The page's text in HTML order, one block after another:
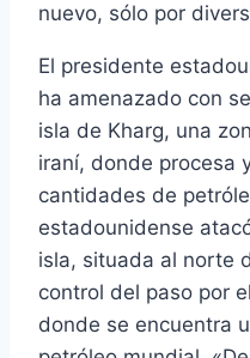
nuevo, sólo por
El presidente
ha amenazado con
isla de Kharg, una
iraní, donde procesa
cantidades de
estadounidense
isla, situada al norte
control del paso por
donde se encuentra